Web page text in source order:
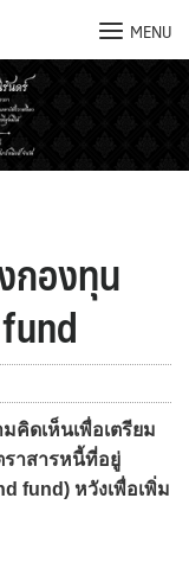
MENU
กองทุน
คิดเห็นเพื่อเตรียม
าสารหนี้ที่อยู่
fund) หวังเพื่อเพิ่ม